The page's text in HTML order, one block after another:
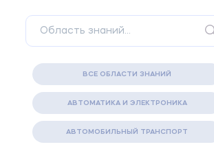
ВСЕ ОБЛАСТИ ЗНАНИЙ
АВТОМАТИКА И ЭЛЕКТРОНИКА
АВТОМОБИЛЬНЫЙ ТРАНСПОРТ